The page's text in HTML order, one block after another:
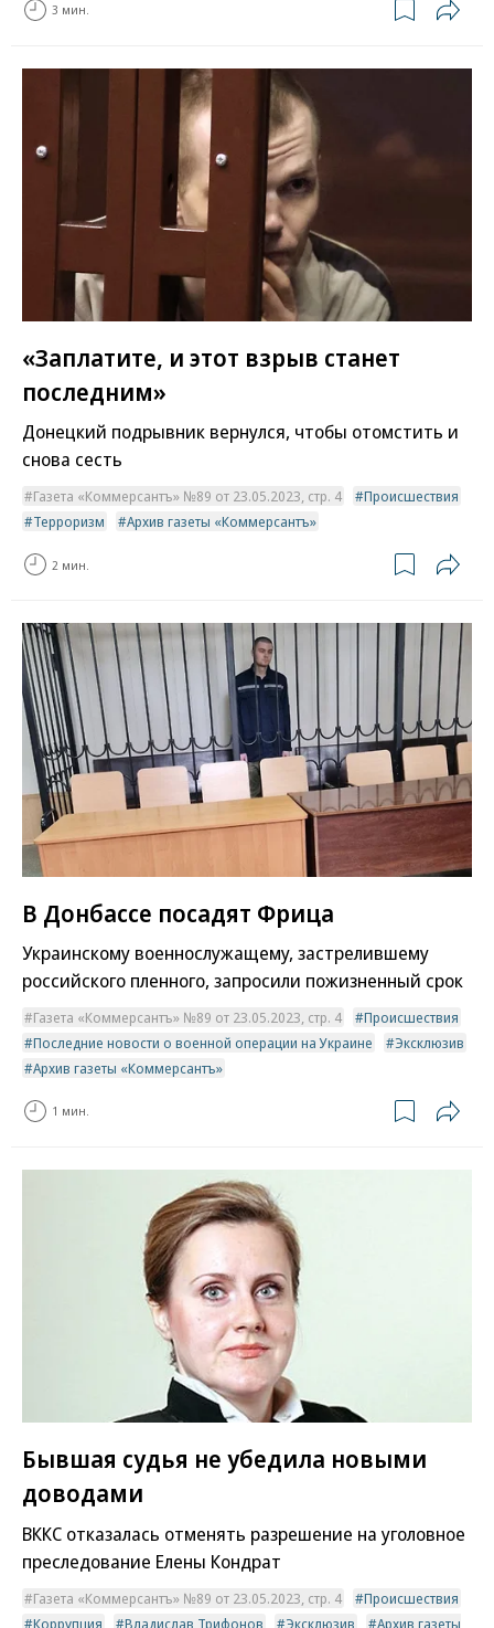
3 мин.
«Заплатите, и этот взрыв станет
последним»
Донецкий подрывник вернулся, чтобы отомстить и
снова сесть
Газета «Коммерсантъ» №89 от 23.05.2023, стр. 4
Происшествия
Терроризм
Архив газеты «Коммерсантъ»
2 мин.
В Донбассе посадят Фрица
Украинскому военнослужащему, застрелившему
российского пленного, запросили пожизненный срок
Газета «Коммерсантъ» №89 от 23.05.2023, стр. 4
Происшествия
Последние новости о военной операции на Украине
Эксклюзив
Архив газеты «Коммерсантъ»
1 мин.
Бывшая судья не убедила новыми
доводами
ВККС отказалась отменять разрешение на уголовное
преследование Елены Кондрат
Газета «Коммерсантъ» №89 от 23.05.2023, стр. 4
Происшествия
Коррупция
Владислав Трифонов Эксклюзив Архив газеты